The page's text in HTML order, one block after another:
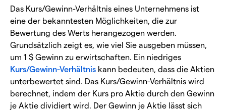
Das Kurs/Gewinn-Verhältnis eines Unternehmens ist
eine der bekanntesten Möglichkeiten, die zur
Bewertung des Werts herangezogen werden.
Grundsätzlich zeigt es, wie viel Sie ausgeben müssen,
um 1 $ Gewinn zu erwirtschaften. Ein niedriges
Kurs/Gewinn-Verhältnis kann bedeuten, dass die Aktien
unterbewertet sind. Das Kurs/Gewinn-Verhältnis wird
berechnet, indem der Kurs pro Aktie durch den Gewinn
je Aktie dividiert wird. Der Gewinn je Aktie lässt sich